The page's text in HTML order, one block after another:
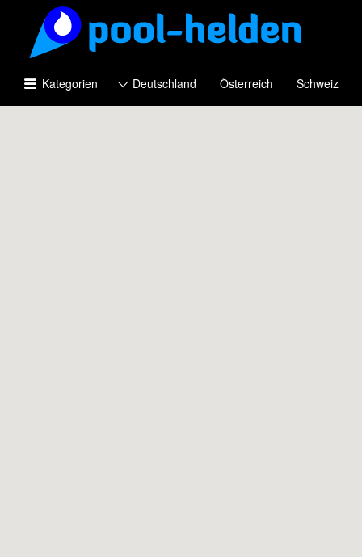
Suchen
nach:
Kategorien Deutschland Österreich Schweiz